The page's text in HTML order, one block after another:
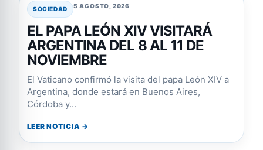
SOCIEDAD 5 AGOSTO, 2026
EL PAPA LEÓN XIV VISITARÁ
ARGENTINA DEL 8 AL 11 DE
NOVIEMBRE
El Vaticano confirmó la visita del papa León XIV a
Argentina, donde estará en Buenos Aires,
Córdoba y...
LEER NOTICIA →